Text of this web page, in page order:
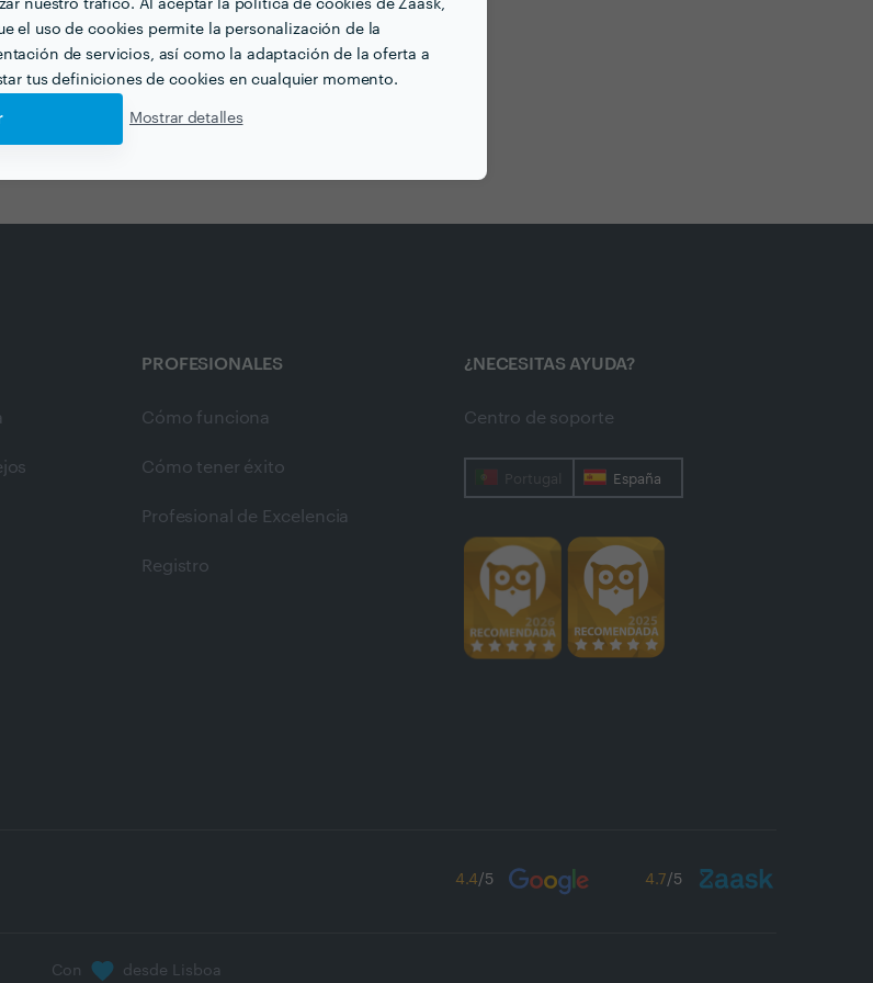
nuestro tráfico. Al aceptar la política de cookies de Zaask,
el uso de cookies permite la personalización de la
de servicios, así como la adaptación de la oferta a
tus definiciones de cookies en cualquier momento.
Mostrar detalles
PROFESIONALES
Cómo funciona
Cómo tener éxito
Profesional de Excelencia
Registro
¿NECESITAS AYUDA?
Centro de soporte
Portugal España
4.4/5 4.7/5
Con desde Lisboa